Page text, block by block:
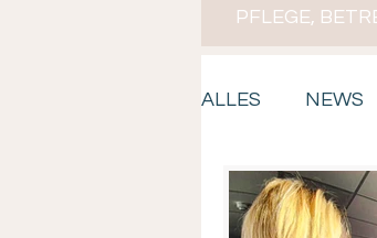
PFLEGE,
ALLES NEWS